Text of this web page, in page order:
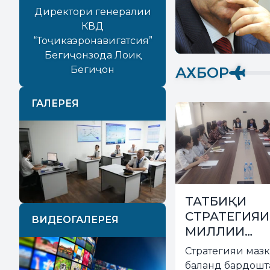
Директори генералии
КВД
“Тоҷикаэронавигатсия”
Бегиҷонзода Лоиқ
Бегиҷон
ГАЛЕРЕЯ
Previous Next
ВИДЕОГАЛЕРЕЯ
АХБОР
МАНОРАИ
МУНАЗЗИМӢ,
ФУРУД ВА ДАР
МАСИР: УСУЛҲОИ
Танзимгарони ҳаракати
ҳавоӣ солҳои зиёд
ТАТБИҚИ
СТРАТЕГИЯИ
МИЛЛИИ
НАҚШИ
Стратегияи
баланд